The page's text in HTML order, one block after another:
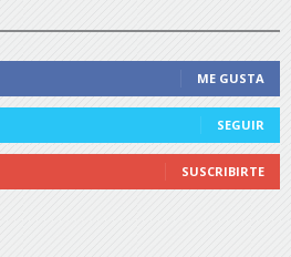
ME GUSTA
SEGUIR
SUSCRIBIRTE